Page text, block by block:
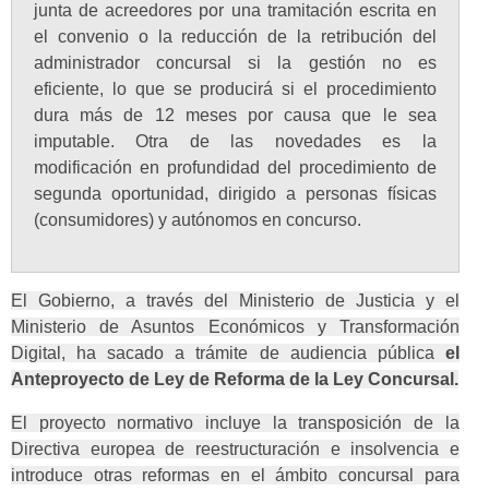
junta de acreedores por una tramitación escrita en
el convenio o la reducción de la retribución del
administrador concursal si la gestión no es
eficiente, lo que se producirá si el procedimiento
dura más de 12 meses por causa que le sea
imputable. Otra de las novedades es la
modificación en profundidad del procedimiento de
segunda oportunidad, dirigido a personas físicas
(consumidores) y autónomos en concurso.
El Gobierno, a través del Ministerio de Justicia y el
Ministerio de Asuntos Económicos y Transformación
Digital, ha sacado a trámite de audiencia pública el
Anteproyecto de Ley de Reforma de la Ley Concursal.
El proyecto normativo incluye la transposición de la
Directiva europea de reestructuración e insolvencia e
introduce otras reformas en el ámbito concursal para